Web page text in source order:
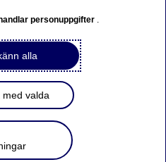
Återköp
personuppgifter .
alla
med valda